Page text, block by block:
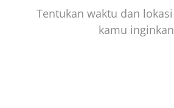
Tentukan waktu dan
kamu inginkan